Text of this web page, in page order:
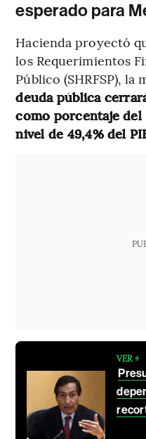
esperado para
Hacienda proyectó
los Requerimientos
Público (SHRFSP), la
deuda pública
como porcentaje del
nivel de 49,4% del
VER +